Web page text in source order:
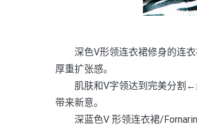
深色V形领连衣裙修身的连衣
厚重扩张感。
肌肤和V字领达到完美分割←丝
带来新意。
深蓝色V 形领连衣裙/